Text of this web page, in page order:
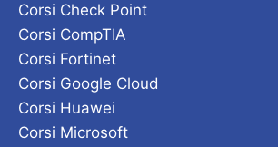
Corsi Check Point
Corsi CompTIA
Corsi Fortinet
Corsi Google Cloud
Corsi Huawei
Corsi Microsoft